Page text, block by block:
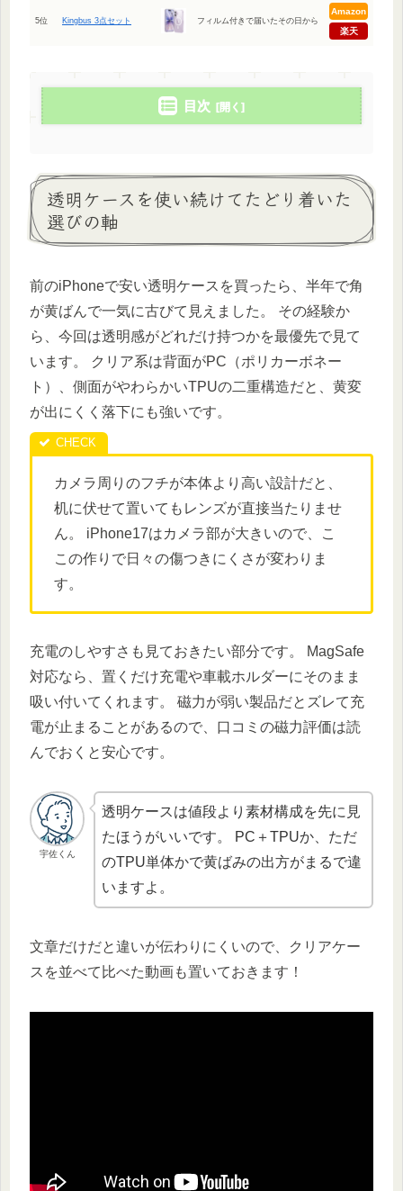
5位 Kingbus 3点セット フィルム付きで届いたその日から
Amazon
楽天
目次
透明ケースを使い続けてたどり着いた
選びの軸
前のiPhoneで安い透明ケースを買ったら、半年で角
が黄ばんで一気に古びて見えました。 その経験か
ら、今回は透明感がどれだけ持つかを最優先で見て
います。 クリア系は背面がPC（ポリカーボネー
ト）、側面がやわらかいTPUの二重構造だと、黄変
が出にくく落下にも強いです。
カメラ周りのフチが本体より高い設計だと、
机に伏せて置いてもレンズが直接当たりませ
ん。 iPhone17はカメラ部が大きいので、こ
この作りで日々の傷つきにくさが変わりま
す。
充電のしやすさも見ておきたい部分です。 MagSafe
対応なら、置くだけ充電や車載ホルダーにそのまま
吸い付いてくれます。 磁力が弱い製品だとズレて充
電が止まることがあるので、口コミの磁力評価は読
んでおくと安心です。
宇佐くん
透明ケースは値段より素材構成を先に見
たほうがいいです。 PC＋TPUか、ただ
のTPU単体かで黄ばみの出方がまるで違
いますよ。
文章だけだと違いが伝わりにくいので、クリアケー
スを並べて比べた動画も置いておきます！